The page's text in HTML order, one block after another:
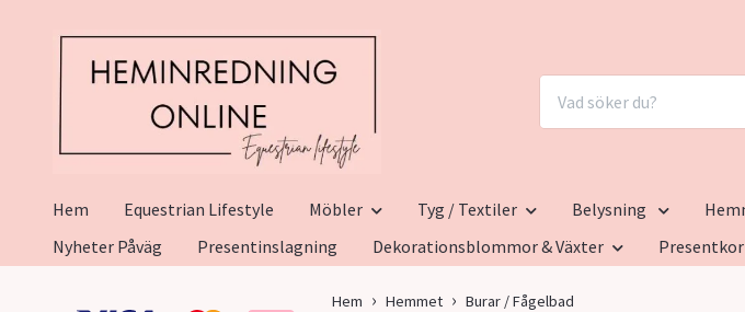
Hem Equestrian Lifestyle Möbler Tyg / Textiler Belysning
Nyheter Påväg
Presentinslagning Dekorationsblommor & Växter
Hem Hemmet Burar / Fågelbad